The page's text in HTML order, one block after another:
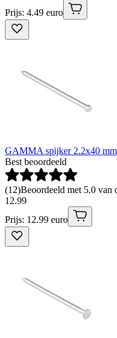
Prijs: 4.49 euro
GAMMA spijker 2.2x40
Best beoordeeld
(12)Beoordeeld met 5.0 van
12.99
Prijs: 12.99 euro